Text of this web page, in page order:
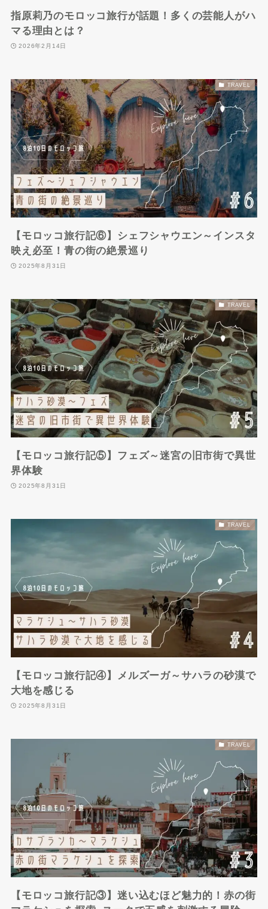
指原莉乃のモロッコ旅行が話題！多くの芸能人がハ
マる理由とは？
2026年2月14日
TRAVEL
【モロッコ旅行記⑥】シェフシャウエン～インスタ
映え必至！青の街の絶景巡り
2025年8月31日
TRAVEL
【モロッコ旅行記⑤】フェズ～迷宮の旧市街で異世
界体験
2025年8月31日
TRAVEL
【モロッコ旅行記④】メルズーガ～サハラの砂漠で
大地を感じる
2025年8月31日
TRAVEL
【モロッコ旅行記③】迷い込むほど魅力的！赤の街